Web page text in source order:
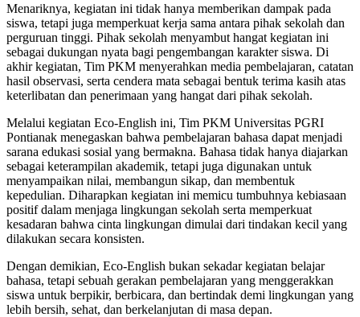
Menariknya, kegiatan ini tidak hanya memberikan dampak pada
siswa, tetapi juga memperkuat kerja sama antara pihak sekolah dan
perguruan tinggi. Pihak sekolah menyambut hangat kegiatan ini
sebagai dukungan nyata bagi pengembangan karakter siswa. Di
akhir kegiatan, Tim PKM menyerahkan media pembelajaran, catatan
hasil observasi, serta cendera mata sebagai bentuk terima kasih atas
keterlibatan dan penerimaan yang hangat dari pihak sekolah.
Melalui kegiatan Eco-English ini, Tim PKM Universitas PGRI
Pontianak menegaskan bahwa pembelajaran bahasa dapat menjadi
sarana edukasi sosial yang bermakna. Bahasa tidak hanya diajarkan
sebagai keterampilan akademik, tetapi juga digunakan untuk
menyampaikan nilai, membangun sikap, dan membentuk
kepedulian. Diharapkan kegiatan ini memicu tumbuhnya kebiasaan
positif dalam menjaga lingkungan sekolah serta memperkuat
kesadaran bahwa cinta lingkungan dimulai dari tindakan kecil yang
dilakukan secara konsisten.
Dengan demikian, Eco-English bukan sekadar kegiatan belajar
bahasa, tetapi sebuah gerakan pembelajaran yang menggerakkan
siswa untuk berpikir, berbicara, dan bertindak demi lingkungan yang
lebih bersih, sehat, dan berkelanjutan di masa depan.